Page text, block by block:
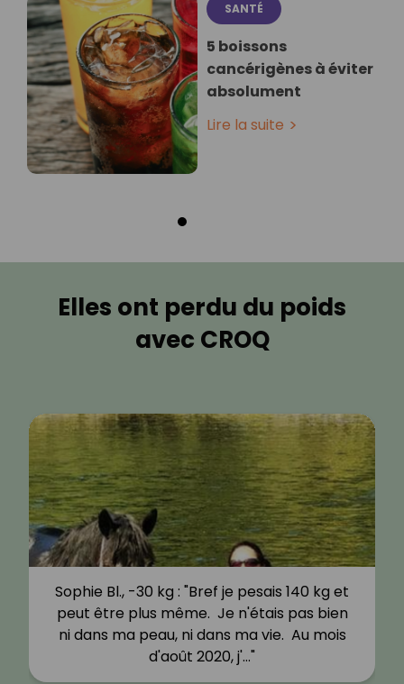
SANTÉ
5 boissons
cancérigènes à éviter
absolument
Lire la suite
Elles ont perdu du poids
avec CROQ
Sophie Bl., -30 kg : "Bref je pesais 140 kg et
peut être plus même. Je n'étais pas bien
ni dans ma peau, ni dans ma vie. Au mois
d'août 2020, j'…"